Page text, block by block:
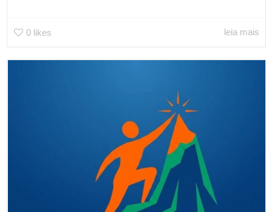
0 likes leia mais